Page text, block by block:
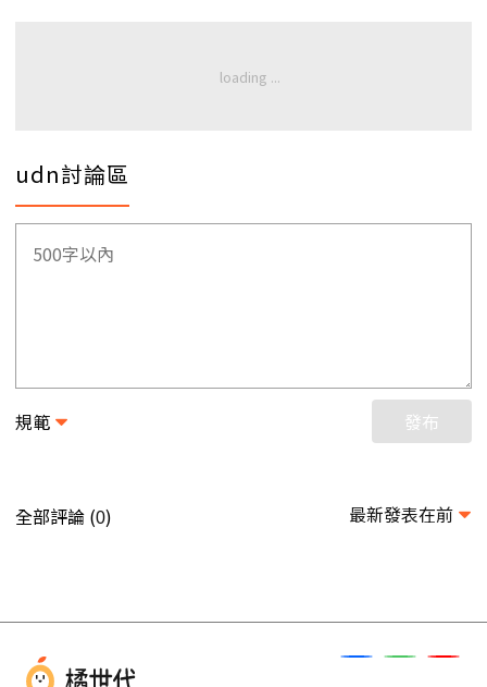
udn討論區
規範 發布
全部評論 (0) 最新發表在前